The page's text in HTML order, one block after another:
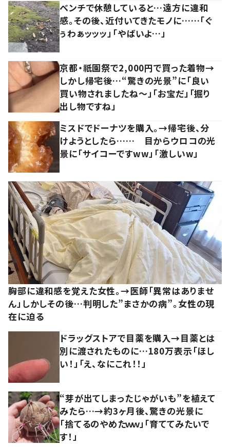
ベンチで休憩していると…遠方に違和
感。その後、近付いてきたモノに……「ぐ
ぅわぁッッッ」「やばいよ…」
京都・祇園祭で2,000円で買った着物→
しかし帰宅後…“驚きの光景”に「良い
買い物されましたね～」「お宝だ」「掘り
出し物ですね」
ミスドでドーナツを購入。→帰宅後、分
けようとしたら…… 目からウロコの光
景に「サイコーですww」「激しいw」
胸部に違和感を覚えた女性。→医師「異常はありませ
ん」しかしその後…判明した”まさかの病”。女性の現
在に迫る
ドラッグストアで目薬を購入→目薬とは
別に渡されたものに…180万表示「ほし
い！」「え、なにこれ！！」
“芽が出てしまったじゃがいも”を植えて
みたら…→約3ヶ月後、驚きの光景に
「捨てるのやめたｗｗ」「育ててみたいで
す！」